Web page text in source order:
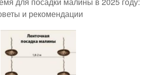
и рекомендации